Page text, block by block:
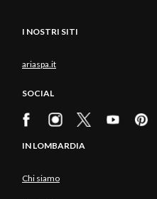
I NOSTRI SITI
ariaspa.it
SOCIAL
IN LOMBARDIA
Chi siamo